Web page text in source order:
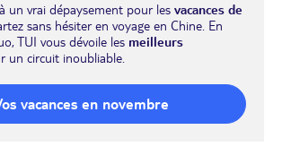
un vrai dépaysement pour les vacances de
sans hésiter en voyage en Chine. En
TUI vous dévoile les meilleurs
un circuit inoubliable.
vacances en novembre